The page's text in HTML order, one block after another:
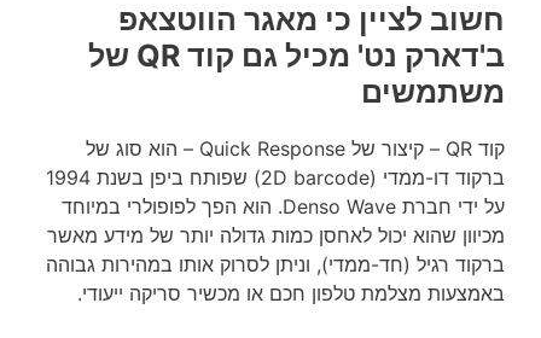
חשוב לציין כי מאגר הווטצאפ
ב'דארק נט' מכיל גם קוד QR של
משתמשים
קוד QR – קיצור של Quick Response – הוא סוג של
ברקוד דו-ממדי (2D barcode) שפותח ביפן בשנת 1994
על ידי חברת Denso Wave. הוא הפך לפופולרי במיוחד
מכיוון שהוא יכול לאחסן כמות גדולה יותר של מידע מאשר
ברקוד רגיל (חד-ממדי), וניתן לסרוק אותו במהירות גבוהה
באמצעות מצלמת טלפון חכם או מכשיר סריקה ייעודי.